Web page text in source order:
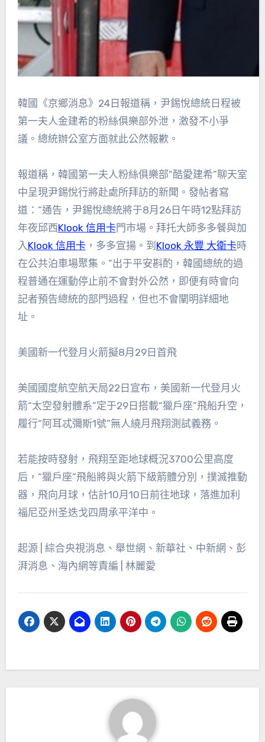
韓國《京鄉消息》24日報道稱，尹錫悅總統日程被
第一夫人金建希的粉絲俱樂部外泄，激發不小爭
議。總統辦公室方面就此公然報歉。
報道稱，韓國第一夫人粉絲俱樂部“酷愛建希”聊天室
中呈現尹錫悅行將赴處所拜訪的新聞。發帖者寫
道：“通告，尹錫悅總統將于8月26日午時12點拜訪
年夜邱西Klook 信用卡門市場。拜托大師多多餐與加
入Klook 信用卡，多多宣揚。到 Klook 永豐 大衛卡時
在公共泊車場聚集。”出于平安斟酌，韓國總統的過
程普通在運動停止前不會對外公然，即便有時會向
記者預告總統的部門過程，但也不會闡明詳細地
址。
美國新一代登月火箭擬8月29日首飛
美國國度航空航天局22日宣布，美國新一代登月火
箭“太空發射體系”定于29日搭載“獵戶座”飛船升空，
履行“阿耳忒彌斯1號”無人繞月飛翔測試義務。
若能按時發射，飛翔至距地球概況3700公里高度
后，“獵戶座”飛船將與火箭下級箭體分別，撲滅推動
器，飛向月球，估計10月10日前往地球，落進加利
福尼亞州圣迭戈四周承平洋中。
起源 | 綜合央視消息、舉世網、新華社、中新網、彭
湃消息、海內網等責編 | 林麗愛